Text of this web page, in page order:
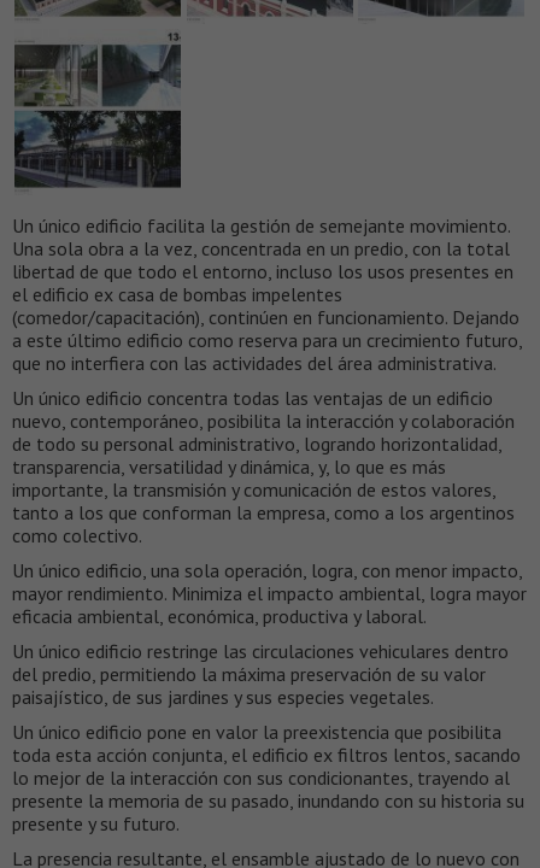
Un único edificio facilita la gestión de semejante movimiento.
Una sola obra a la vez, concentrada en un predio, con la total
libertad de que todo el entorno, incluso los usos presentes en
el edificio ex casa de bombas impelentes
(comedor/capacitación), continúen en funcionamiento. Dejando
a este último edificio como reserva para un crecimiento futuro,
que no interfiera con las actividades del área administrativa.
Un único edificio concentra todas las ventajas de un edificio
nuevo, contemporáneo, posibilita la interacción y colaboración
de todo su personal administrativo, logrando horizontalidad,
transparencia, versatilidad y dinámica, y, lo que es más
importante, la transmisión y comunicación de estos valores,
tanto a los que conforman la empresa, como a los argentinos
como colectivo.
Un único edificio, una sola operación, logra, con menor impacto,
mayor rendimiento. Minimiza el impacto ambiental, logra mayor
eficacia ambiental, económica, productiva y laboral.
Un único edificio restringe las circulaciones vehiculares dentro
del predio, permitiendo la máxima preservación de su valor
paisajístico, de sus jardines y sus especies vegetales.
Un único edificio pone en valor la preexistencia que posibilita
toda esta acción conjunta, el edificio ex filtros lentos, sacando
lo mejor de la interacción con sus condicionantes, trayendo al
presente la memoria de su pasado, inundando con su historia su
presente y su futuro.
La presencia resultante, el ensamble ajustado de lo nuevo con